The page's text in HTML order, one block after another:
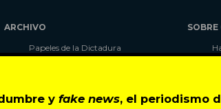
yfake news, el periodismo
ARCHIVO
Papeles de la Dictadura
SOBRE